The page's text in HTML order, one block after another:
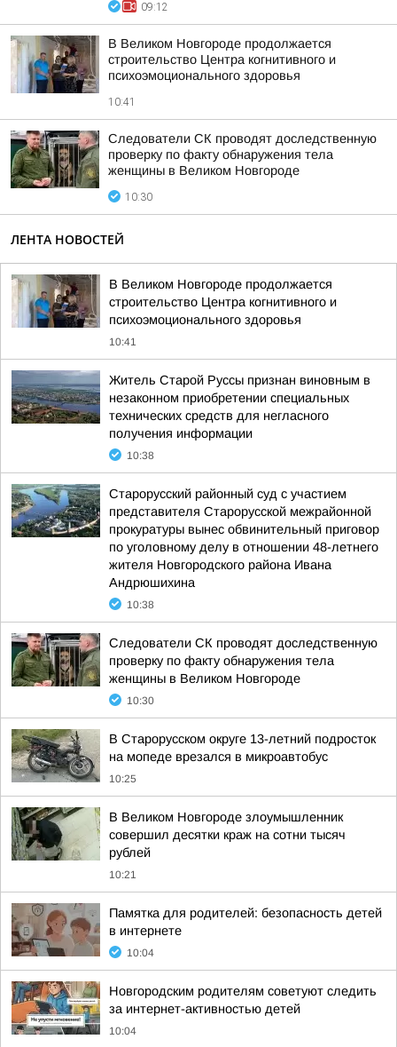
09:12
В Великом Новгороде продолжается
строительство Центра когнитивного и
психоэмоционального здоровья
10:41
Следователи СК проводят доследственную
проверку по факту обнаружения тела
женщины в Великом Новгороде
10:30
ЛЕНТА НОВОСТЕЙ
В Великом Новгороде продолжается
строительство Центра когнитивного и
психоэмоционального здоровья
10:41
Житель Старой Руссы признан виновным в
незаконном приобретении специальных
технических средств для негласного
получения информации
10:38
Старорусский районный суд с участием
представителя Старорусской межрайонной
прокуратуры вынес обвинительный приговор
по уголовному делу в отношении 48-летнего
жителя Новгородского района Ивана
Андрюшихина
10:38
Следователи СК проводят доследственную
проверку по факту обнаружения тела
женщины в Великом Новгороде
10:30
В Старорусском округе 13-летний подросток
на мопеде врезался в микроавтобус
10:25
В Великом Новгороде злоумышленник
совершил десятки краж на сотни тысяч
рублей
10:21
Памятка для родителей: безопасность детей
в интернете
10:04
Новгородским родителям советуют следить
за интернет-активностью детей
10:04